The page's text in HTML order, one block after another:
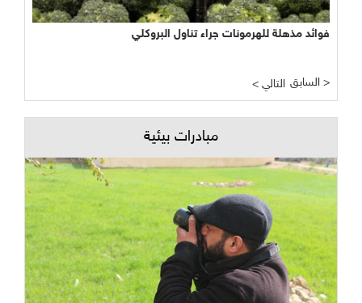
نجاح مبشر وواعد لتجربة الأراضي الرطبة المصطنعة في معالجة
< التالي السابق >
مبادرات بيئية